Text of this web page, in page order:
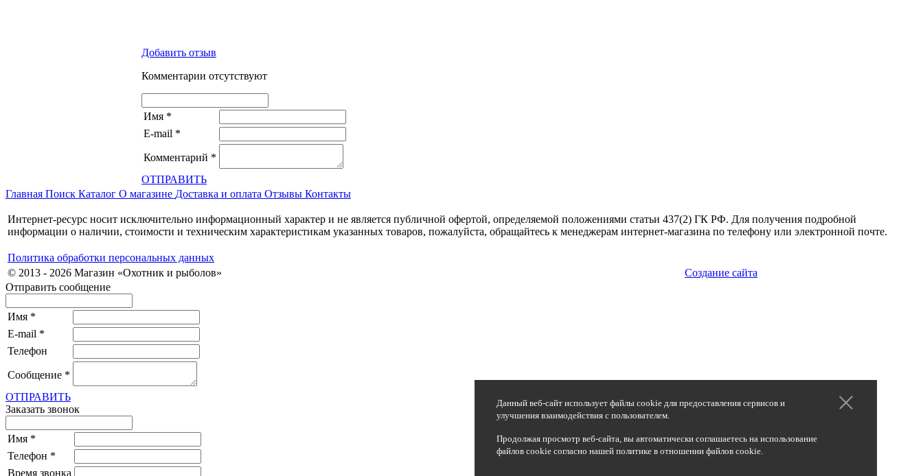
Добавить отзыв
Комментарии отсутствуют
Имя *
E-mail *
Комментарий *
ОТПРАВИТЬ
Главная Поиск Каталог О магазине Доставка и оплата Отзывы Контакты
Интернет-ресурс носит исключительно информационный характер и не является публичной офертой, определяемой положениями статьи 437(2) ГК РФ. Для получения подробной
информации о наличии, стоимости и техническим характеристикам указанных товаров, пожалуйста, обращайтесь к менеджерам интернет-магазина по телефону или электронной почте.
Политика обработки персональных данных
© 2013 - 2026 Магазин «Охотник и рыболов»
Создание сайта
Отправить сообщение
Имя *
E-mail *
Телефон
Сообщение *
ОТПРАВИТЬ
Заказать звонок
Имя *
Телефон *
Время звонка
Данный веб-сайт использует файлы cookie для предоставления сервисов и
улучшения взаимодействия с пользователем.
Продолжая просмотр веб-сайта, вы автоматически соглашаетесь на использование
файлов cookie согласно нашей политике в отношении файлов cookie.